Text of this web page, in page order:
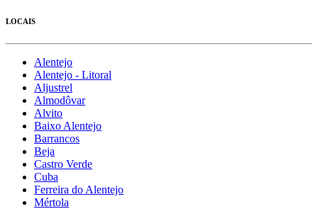
LOCAIS
Alentejo
Alentejo - Litoral
Aljustrel
Almodôvar
Alvito
Baixo Alentejo
Barrancos
Beja
Castro Verde
Cuba
Ferreira do Alentejo
Mértola